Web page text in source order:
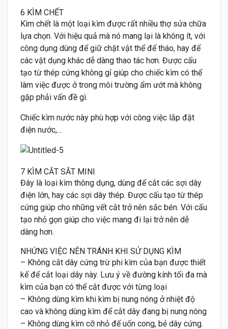
6 KÌM CHẾT
Kìm chết là một loại kìm được rất nhiều thợ sửa chữa
lựa chọn. Với hiệu quả mà nó mang lại là không ít, với
công dụng dùng để giữ chặt vật thể để tháo, hay để
các vật dụng khác dễ dàng thao tác hơn. Được cấu
tạo từ thép cứng không gỉ giúp cho chiếc kìm có thể
làm việc được ở trong môi trường ẩm ướt mà không
gặp phải vấn đề gì.
Chiếc kìm nước này phù hợp với công việc lắp đặt
điện nước,…
7 KÌM CẮT SẮT MINI
Đây là loại kìm thông dụng, dùng để cắt các sợi dây
điện lớn, hay các sợi dây thép. Được cấu tạo từ thép
cứng giúp cho những vết cắt trở nên sắc bén. Với cấu
tạo nhỏ gọn giúp cho việc mang đi lại trở nên dễ
dàng hơn.
NHỨNG VIỆC NÊN TRÁNH KHI SỬ DỤNG KÌM
– Không cắt dây cứng trừ phi kìm của bạn được thiết
kế để cắt loại dây này. Lưu ý về đường kính tối đa mà
kìm của bạn có thể cắt được với từng loại
– Không dùng kìm khi kìm bị nung nóng ở nhiệt độ
cao và không dùng kìm để cắt dây đang bị nung nóng
– Không dùng kìm cỡ nhỏ để uốn cong, bẻ dây cứng.